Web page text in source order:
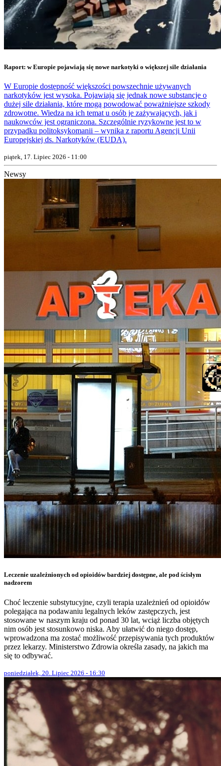
Raport: w Europie pojawiają się nowe narkotyki o większej sile działania
W Europie dostępność większości powszechnie używanych
narkotyków jest wysoka. Pojawiają się jednak nowe substancje o
dużej sile działania, które mogą powodować poważniejsze szkody
zdrowotne. Wiedza na ich temat u osób je zażywających, jak i
naukowców jest ograniczona. Szczególnie ryzykowne jest to w
przypadku politoksykomanii – wynika z raportu Agencji Unii
Europejskiej ds. Narkotyków (EUDA).
piątek, 17. Lipiec 2026 - 11:00
Newsy
Leczenie uzależnionych od opioidów bardziej dostępne, ale pod ścisłym
nadzorem
Choć leczenie substytucyjne, czyli terapia uzależnień od opioidów
polegająca na podawaniu legalnych leków zastępczych, jest
stosowane w naszym kraju od ponad 30 lat, wciąż liczba objętych
nim osób jest stosunkowo niska. Aby ułatwić do niego dostęp,
wprowadzona ma zostać możliwość przepisywania tych produktów
przez lekarzy. Ministerstwo Zdrowia określa zasady, na jakich ma
się to odbywać.
poniedziałek, 20. Lipiec 2026 - 16:30